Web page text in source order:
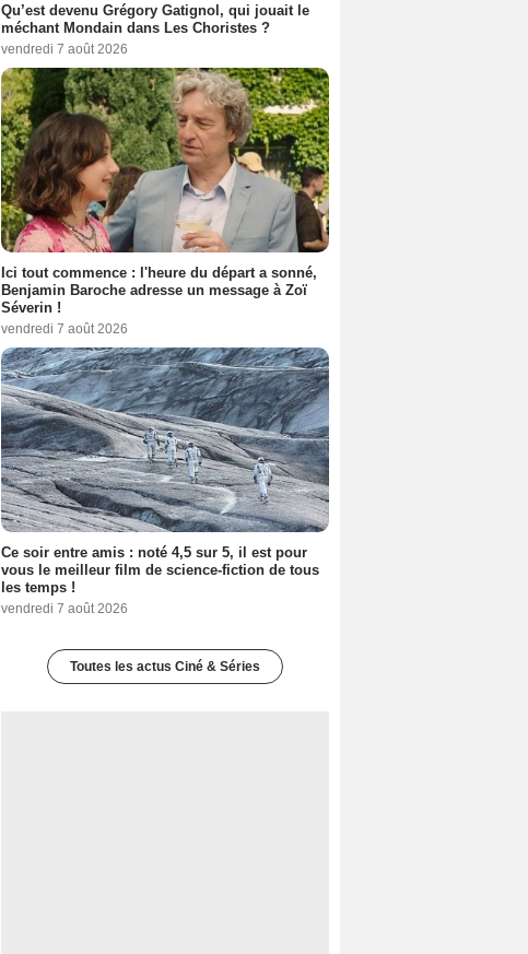
Qu’est devenu Grégory Gatignol, qui jouait le
méchant Mondain dans Les Choristes ?
vendredi 7 août 2026
Ici tout commence : l'heure du départ a sonné,
Benjamin Baroche adresse un message à Zoï
Séverin !
vendredi 7 août 2026
Ce soir entre amis : noté 4,5 sur 5, il est pour
vous le meilleur film de science-fiction de tous
les temps !
vendredi 7 août 2026
Toutes les actus Ciné & Séries